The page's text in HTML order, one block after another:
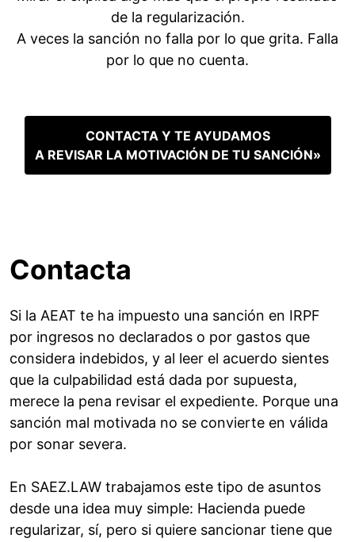
de la regularización.
A veces la sanción no falla por lo que grita. Falla
por lo que no cuenta.
CONTACTA Y TE AYUDAMOS
A REVISAR LA MOTIVACIÓN DE TU SANCIÓN»
Contacta
Si la AEAT te ha impuesto una sanción en IRPF
por ingresos no declarados o por gastos que
considera indebidos, y al leer el acuerdo sientes
que la culpabilidad está dada por supuesta,
merece la pena revisar el expediente. Porque una
sanción mal motivada no se convierte en válida
por sonar severa.
En SAEZ.LAW trabajamos este tipo de asuntos
desde una idea muy simple: Hacienda puede
regularizar, sí, pero si quiere sancionar tiene que